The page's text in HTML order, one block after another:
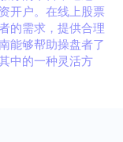
开户。在线上股票
的需求，提供合理
能够帮助操盘者了
中的一种灵活方